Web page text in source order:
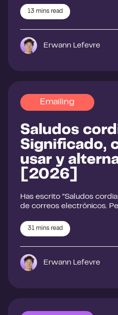
13 mins read
Erwann Lefevre
Emailing
Saludos
Significado,
usar y
[2026]
Has escrito “Saludos
de correos electrónicos.
31 mins read
Erwann Lefevre